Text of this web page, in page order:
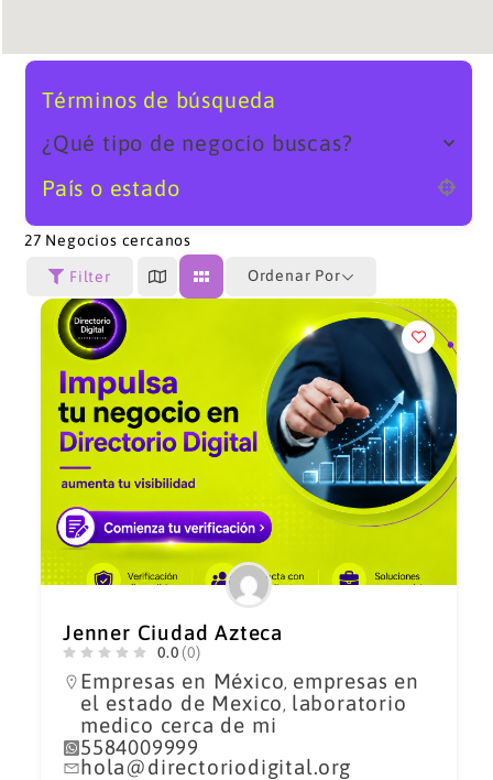
Términos de búsqueda
¿Qué tipo de negocio buscas?
País o estado
27 Negocios cercanos
Filter Ordenar Por
Jenner Ciudad Azteca
0.0 (0)
Empresas en México, empresas en
el estado de Mexico, laboratorio
medico cerca de mi
5584009999
hola@directoriodigital.org